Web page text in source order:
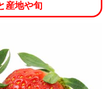
産地や旬